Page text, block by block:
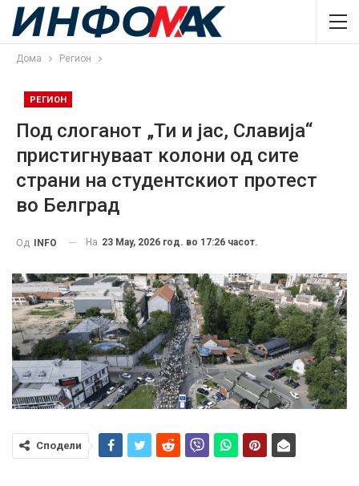
Дома Регион
РЕГИОН
Под слоганот „Ти и јас, Славија“
пристигнуваат колони од сите
страни на студентскиот протест
во Белград
Од INFO На 23 May, 2026 год. во 17:26 часот.
Сподели